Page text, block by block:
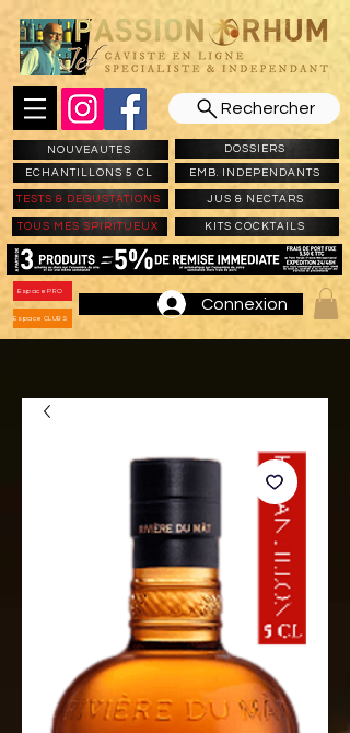
Rechercher
NOUVEAUTES
ECHANTILLONS 5 CL
DOSSIERS
EMB. INDEPENDANTS
TESTS & DEGUSTATIONS JUS & NECTARS
TOUS MES SPIRITUEUX KITS COCKTAILS
Espace PRO
Espace CLUBS
Connexion